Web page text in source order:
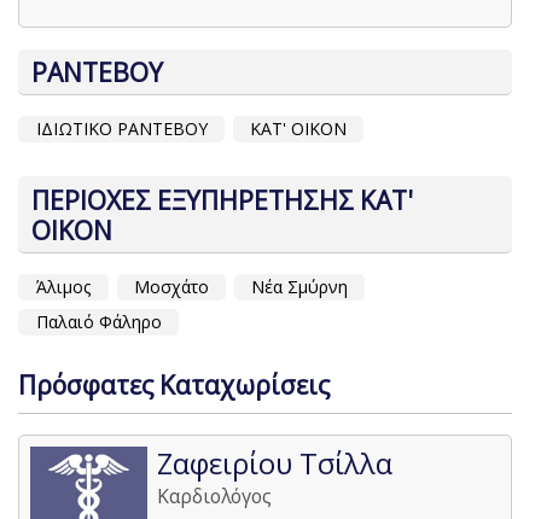
ΡΑΝΤΕΒΟΥ
ΙΔΙΩΤΙΚΟ ΡΑΝΤΕΒΟΥ ΚΑΤ' ΟΙΚΟΝ
ΠΕΡΙΟΧΕΣ ΕΞΥΠΗΡΕΤΗΣΗΣ ΚΑΤ'
ΟΙΚΟΝ
Άλιμος Μοσχάτο
Νέα Σμύρνη
Παλαιό Φάληρο
Πρόσφατες Καταχωρίσεις
Ζαφειρίου Τσίλλα
Καρδιολόγος